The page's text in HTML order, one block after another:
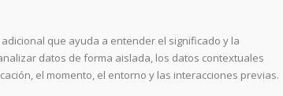
que ayuda a entender el significado y la
datos de forma aislada, los datos contextuales
el momento, el entorno y las interacciones previas.